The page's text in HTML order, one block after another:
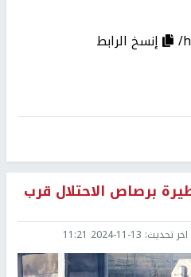
إنسخ الرابط
برصاص الاحتلال قرب
اخر تحديث: 2024-11-13 11:21